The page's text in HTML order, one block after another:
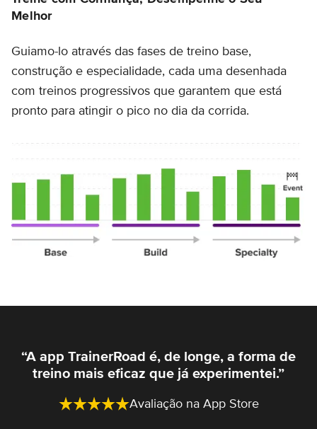
Melhor
Guiamo-lo através das fases de treino base,
construção e especialidade, cada uma desenhada
com treinos progressivos que garantem que está
pronto para atingir o pico no dia da corrida.
“A app TrainerRoad é, de longe, a forma de
treino mais eficaz que já experimentei.”
Avaliação na App Store